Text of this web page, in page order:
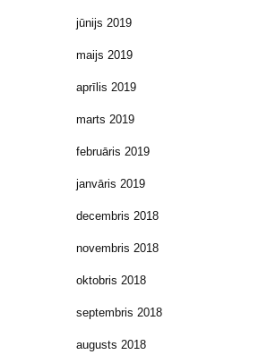
jūnijs 2019
maijs 2019
aprīlis 2019
marts 2019
februāris 2019
janvāris 2019
decembris 2018
novembris 2018
oktobris 2018
septembris 2018
augusts 2018